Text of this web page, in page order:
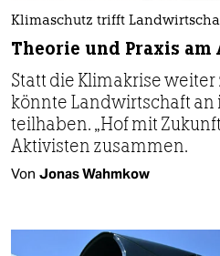
Klimaschutz trifft
Theorie und Praxis am
Statt die Klimakrise
könnte Landwirtschaft an
teilhaben. „Hof mit
Aktivisten zusammen.
Von Jonas Wahmkow